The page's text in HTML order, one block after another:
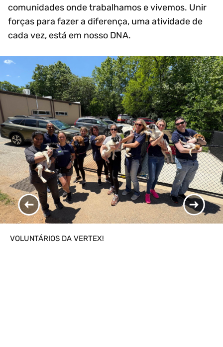
comunidades onde trabalhamos e vivemos. Unir
forças para fazer a diferença, uma atividade de
cada vez, está em nosso DNA.
VOLUNTÁRIOS DA VERTEX!
Scroll to Previous Item Scroll